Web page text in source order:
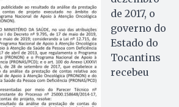
de 2017, o
governo do
Estado do
Tocantins
recebeu